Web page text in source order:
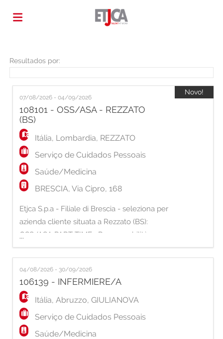
inicial
Ofertas
de
emprego
Regista-
te
Iniciar
sessão
Língua
EN
FR
Resultados por:
07/08/2026 - 04/09/2026
108101 - OSS/ASA - REZZATO
(BS)
Itália, Lombardia, REZZATO
Serviço de Cuidados Pessoais
Saúde/Medicina
BRESCIA, Via Cipro, 168
Etjca S.p.a - Filiale di Brescia - seleziona per
azienda cliente situata a Rezzato (BS):
OSS/ASA PART-TIME Responsabilità: -
Assistenza e supporto al paziente; - Attività di
cura ed igiene personale del malato; -
vestizione; - mobilità; - allettamento; -
distribuzione dei pasti. Requisiti: - Qualifica
di OSS/ASA; - Esperienza nella
...
Novo!
04/08/2026 - 30/09/2026
106139 - INFERMIERE/A
Itália,Abruzzo,GIULIANOVA
Serviço de Cuidados Pessoais
Saúde/Medicina